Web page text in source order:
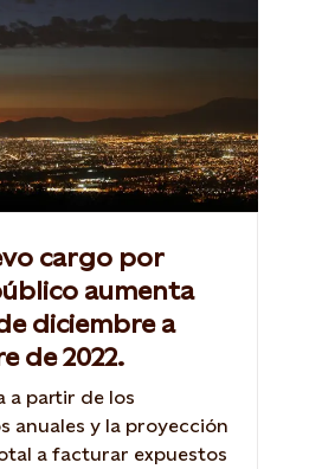
cargo por
aumenta
diciembre a
de 2022.
a partir de los
anuales y la proyección
a facturar expuestos